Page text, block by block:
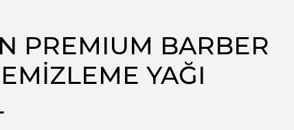
PREMIUM BARBER
YAĞI